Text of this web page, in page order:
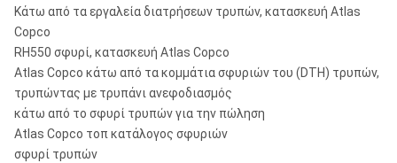
Κάτω από τα εργαλεία διατρήσεων τρυπών, κατασκευή Atlas
Copco
RH550 σφυρί, κατασκευή Atlas Copco
Atlas Copco κάτω από τα κομμάτια σφυριών του (DTH) τρυπών,
τρυπώντας με τρυπάνι ανεφοδιασμός
κάτω από το σφυρί τρυπών για την πώληση
Atlas Copco τοπ κατάλογος σφυριών
σφυρί τρυπών